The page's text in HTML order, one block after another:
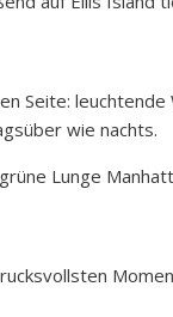
Seite:
wie nachts.
Lunge